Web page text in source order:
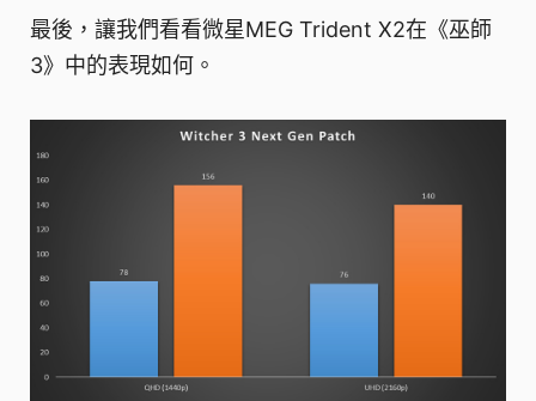
最後，讓我們看看微星MEG Trident X2在《巫師
3》中的表現如何。